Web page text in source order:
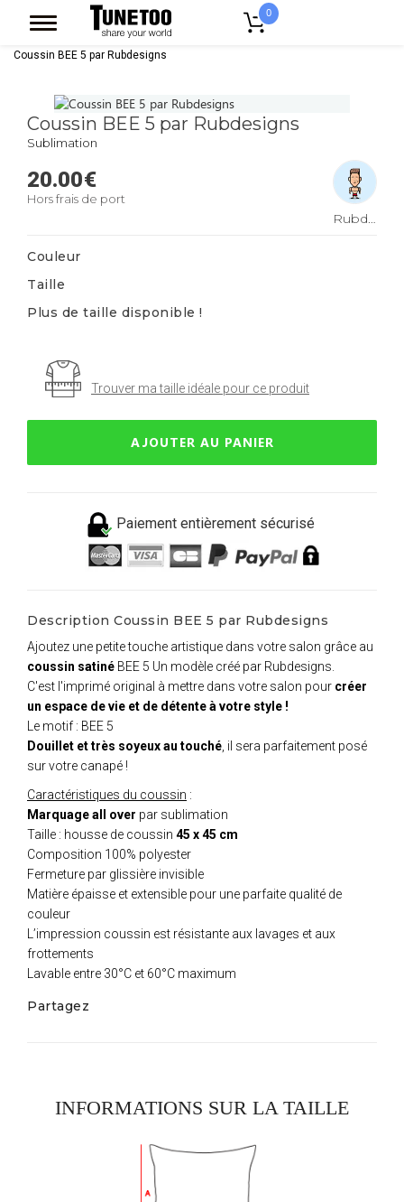
0
Linge De Maison
Coussin Deco Synthetique
Coussin BEE 5 par Rubdesigns
Coussin BEE 5 par Rubdesigns
Sublimation
20.00€
Hors frais de port
Rubdesigns
Couleur
Taille
Plus de taille disponible !
Trouver ma taille idéale pour ce produit
AJOUTER AU PANIER
Paiement entièrement sécurisé
Description Coussin BEE 5 par Rubdesigns
Ajoutez une petite touche artistique dans votre salon grâce au
coussin satiné BEE 5 Un modèle créé par Rubdesigns.
C'est l'imprimé original à mettre dans votre salon pour créer
un espace de vie et de détente à votre style !
Le motif : BEE 5
Douillet et très soyeux au touché , il sera parfaitement posé
sur votre canapé !
Caractéristiques du coussin :
Marquage all over par sublimation
Taille : housse de coussin 45 x 45 cm
Composition 100% polyester
Fermeture par glissière invisible
Matière épaisse et extensible pour une parfaite qualité de
couleur
L’impression coussin est résistante aux lavages et aux
frottements
Lavable entre 30°C et 60°C maximum
Partagez
INFORMATIONS SUR LA TAILLE